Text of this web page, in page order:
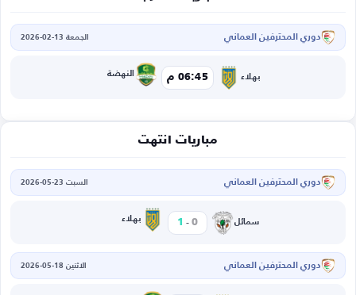
دوري المحترفين العماني الجمعة 13-02-2026
بهلاء 06:45 م النهضة
مباريات انتهت
دوري المحترفين العماني السبت 23-05-2026
سمائل 0
-
1 بهلاء
دوري المحترفين العماني الاثنين 18-05-2026